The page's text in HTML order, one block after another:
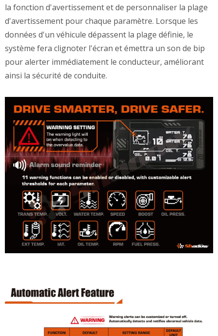
la fonction d'avertissement et de personnaliser la plage
d'avertissement pour chaque paramètre. Lorsque les
données d'un véhicule dépassent la plage définie, le
système fera clignoter l'écran et émettra un son de bip
pour alerter immédiatement le conducteur, améliorant
ainsi la sécurité de conduite.